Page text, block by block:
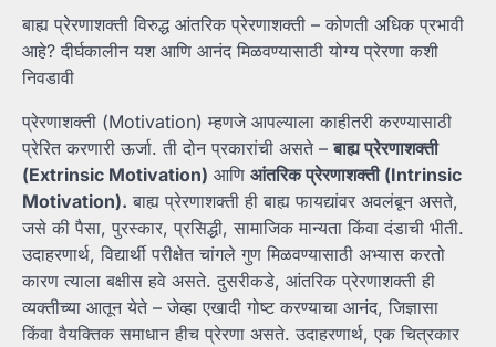
बाह्य प्रेरणाशक्ती विरुद्ध आंतरिक प्रेरणाशक्ती – कोणती अधिक प्रभावी
आहे? दीर्घकालीन यश आणि आनंद मिळवण्यासाठी योग्य प्रेरणा कशी
निवडावी
प्रेरणाशक्ती (Motivation) म्हणजे आपल्याला काहीतरी करण्यासाठी
प्रेरित करणारी ऊर्जा. ती दोन प्रकारांची असते –बाह्यप्रेरणाशक्ती
(Extrinsic Motivation) आणि आंतरिकप्रेरणाशक्ती (Intrinsic
Motivation). बाह्य प्रेरणाशक्ती ही बाह्य फायद्यांवर अवलंबून असते,
जसे की पैसा, पुरस्कार, प्रसिद्धी, सामाजिक मान्यता किंवा दंडाची भीती.
उदाहरणार्थ, विद्यार्थी परीक्षेत चांगले गुण मिळवण्यासाठी अभ्यास करतो
कारण त्याला बक्षीस हवे असते. दुसरीकडे, आंतरिक प्रेरणाशक्ती ही
व्यक्तीच्या आतून येते – जेव्हा एखादी गोष्ट करण्याचा आनंद, जिज्ञासा
किंवा वैयक्तिक समाधान हीच प्रेरणा असते. उदाहरणार्थ, एक चित्रकार